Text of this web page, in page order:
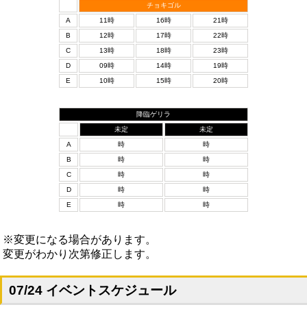
チョキゴル
A
11時 16時
21時
B
12時 17時
22時
C
13時 18時
23時
D
09時 14時
19時
E
10時 15時 20時
降臨ゲリラ
未定
未定
A
時
時
B
時
時
C
時
時
D
時
時
E
時 時
※変更になる場合があります。
変更がわかり次第修正します。
07/24 イベントスケジュール